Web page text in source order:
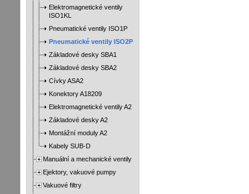
Elektromagnetické ventily
ISO1KL
Pneumatické ventily ISO1P
Pneumatické ventily ISO2P
Základové desky SBA1
Základové desky SBA2
Cívky ASA2
Konektory A18209
Elektromagnetické ventily A2
Základové desky A2
Montážní moduly A2
Kabely SUB-D
Manuální a mechanické ventily
Ejektory, vakuové pumpy
Vakuové filtry